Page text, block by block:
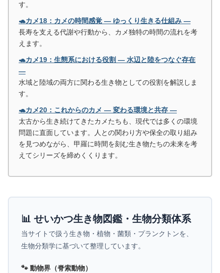
す。
🐢カメ18：カメの時間感覚 ― ゆっくり生きる仕組み ―
長寿を支える代謝や行動から、カメ独特の時間の流れを考
えます。
🐢カメ19：生態系における役割 ― 水辺と陸をつなぐ存在
―
水域と陸域の両方に関わる生き物としての役割を解説しま
す。
🐢カメ20：これからのカメ ― 変わる環境と共存 ―
太古から生き続けてきたカメたちも、現代では多くの環境
問題に直面しています。人との関わり方や保全の取り組み
を見つめながら、甲羅に時間を刻む生き物たちの未来を考
えてシリーズを締めくくります。
📊 せいかつ生き物図鑑・生物分類体系
当サイトで扱う生き物・植物・菌類・プランクトンを、
生物分類学に基づいて整理しています。
🐾 動物界（脊索動物）